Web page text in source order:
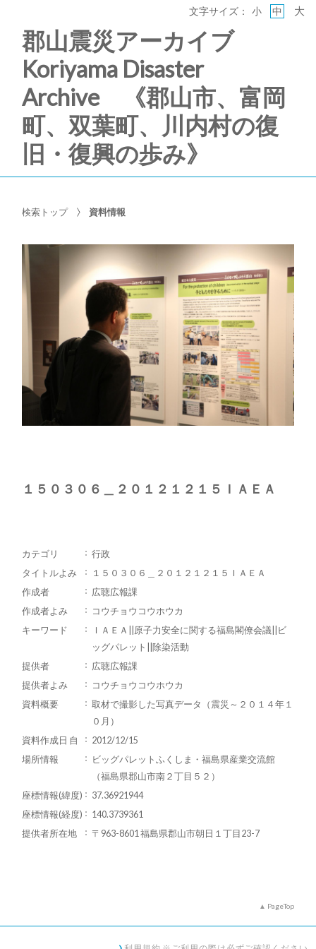
郡山震災アーカイブ
Koriyama Disaster
Archive 《郡山市、富岡
町、双葉町、川内村の復
旧・復興の歩み》
文字サイズ： 小 中 大
検索トップ 資料情報
１５０３０６＿２０１２１２１５ＩＡＥＡ
カテゴリ
行政
タイトルよみ
１５０３０６＿２０１２１２１５ＩＡＥＡ
作成者
広聴広報課
作成者よみ
コウチョウコウホウカ
キーワード
ＩＡＥＡ||原子力安全に関する福島閣僚会議||ビ
ッグパレット||除染活動
提供者
広聴広報課
提供者よみ
コウチョウコウホウカ
資料概要
取材で撮影した写真データ（震災～２０１４年１
０月）
資料作成日 自
2012/12/15
場所情報
ビッグパレットふくしま・福島県産業交流館
（福島県郡山市南２丁目５２）
座標情報(緯度)
37.36921944
座標情報(経度)
140.3739361
提供者所在地
〒963-8601 福島県郡山市朝日１丁目23-7
PageTop